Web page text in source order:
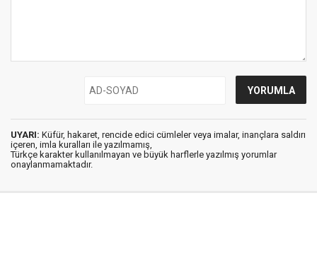
UYARI: Küfür, hakaret, rencide edici cümleler veya imalar, inançlara saldırı
içeren, imla kuralları ile yazılmamış,
Türkçe karakter kullanılmayan ve büyük harflerle yazılmış yorumlar
onaylanmamaktadır.